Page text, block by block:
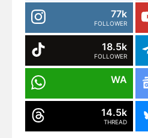
77k
FOLLOWER
18.5k
FOLLOWER
WA
14.5k
THREAD